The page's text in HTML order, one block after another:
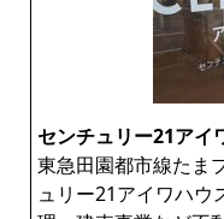
センチュリー21アイ
東急田園都市線たま
ュリー21アイワハウ